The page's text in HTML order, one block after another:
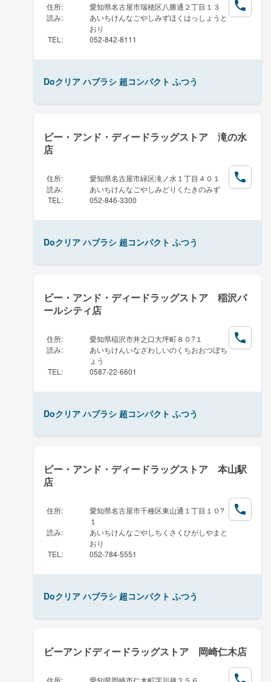
住所:
愛知県名古屋市瑞穂区八勝通２丁目１３
読み:
あいちけんなごやしみずほくはっしょうと
おり
TEL : 052-842-8111
Doクリア ハブラシ 超コンパクト ふつう
ビー・アンド・ディードラッグストア 滝の水
店
住所:
愛知県名古屋市緑区滝ノ水１丁目４０１
読み:
あいちけんなごやしみどりくたきのみず
TEL : 052-846-3300
Doクリア ハブラシ 超コンパクト ふつう
ビー・アンド・ディードラッグストア 稲沢パ
ールシティ店
住所:
愛知県稲沢市井之口大坪町８０?１
読み:
あいちけんいなざわしいのくちおおつぼち
ょう
TEL : 0587-22-6601
Doクリア ハブラシ 超コンパクト ふつう
ビー・アンド・ディードラッグストア 本山駅
店
住所:
愛知県名古屋市千種区東山通１丁目１０?
１
読み:
あいちけんなごやしちくさくひがしやまと
おり
TEL : 052-784-5551
Doクリア ハブラシ 超コンパクト ふつう
ビーアンドディードラッグストア 岡崎仁木店
住所: 愛知県岡崎市仁木町字川越２５６